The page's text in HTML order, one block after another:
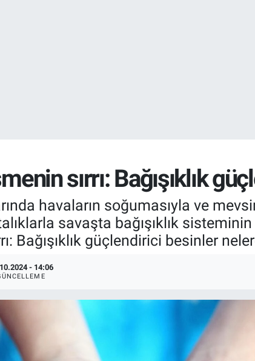
sırrı: Bağışıklık
havaların soğumasıyla ve
savaşta bağışıklık
Bağışıklık güçlendirici besinler
- 14:06